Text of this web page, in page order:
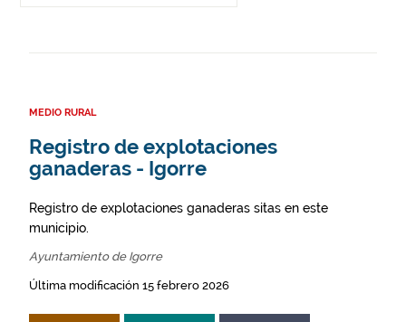
MEDIO RURAL
Registro de explotaciones
ganaderas - Igorre
Registro de explotaciones ganaderas sitas en este
municipio.
Ayuntamiento de Igorre
Última modificación 15 febrero 2026